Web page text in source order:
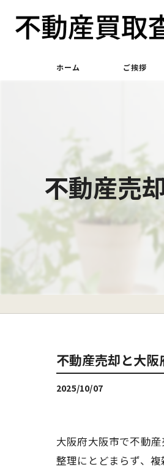
ホーム ご挨拶
不動産売
不動産売却と大
2025/10/07
大阪府大阪市で不動
整理にとどまらず、